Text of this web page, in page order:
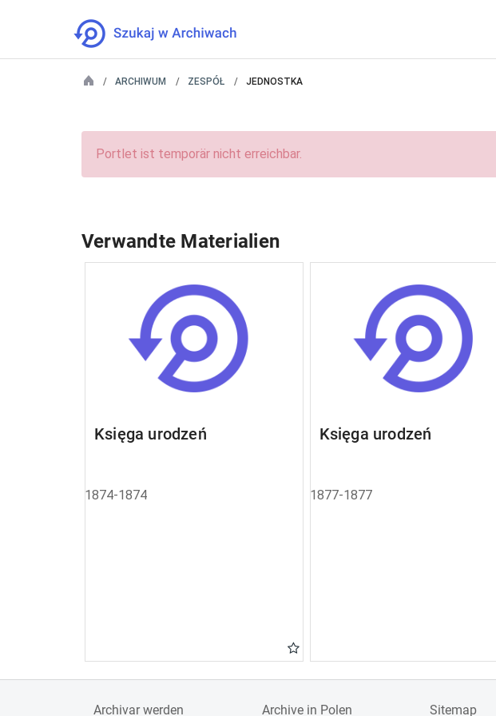
ARCHIWUM ZESPÓŁ JEDNOSTKA
Portlet ist temporär nicht erreichbar.
Verwandte Materialien
Księga urodzeń
1874-1874
Księga urodzeń
1877-1877
Archivar werden Archive in Polen Sitemap